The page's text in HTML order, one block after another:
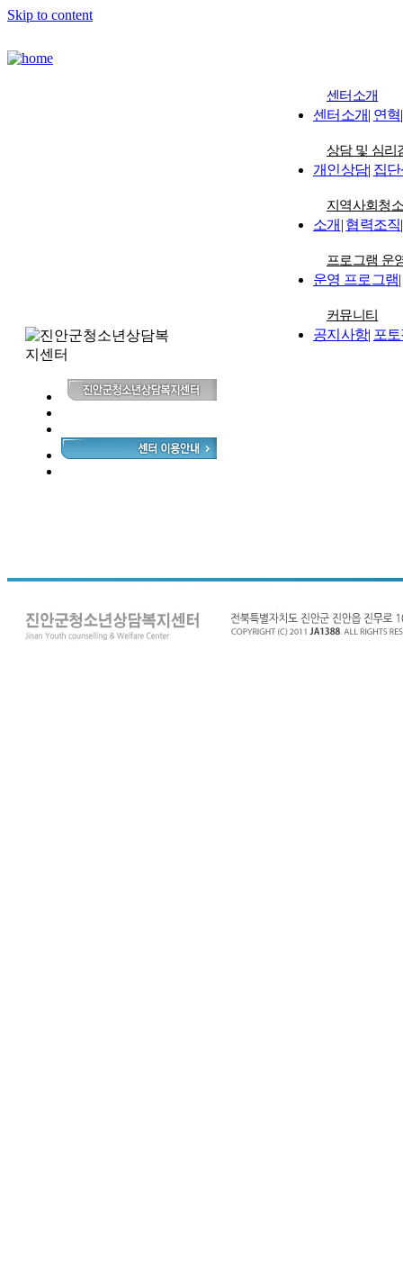
Skip to content
센터소개
센터소개| 연혁|
상담 및 심리
개인상담| 집
지역사회청
소개 | 협력조직|
프로그램 운
운영 프로그램|
커뮤니티
공지사항| 포